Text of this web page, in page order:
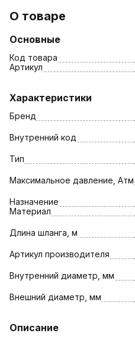
О товаре
Основные
Код товара
Артикул
Характеристики
Бренд
Внутренний код
Тип
Максимальное давление, Атм
Назначение
Материал
Длина шланга, м
Артикул производителя
Внутренний диаметр, мм
Внешний диаметр, мм
Описание